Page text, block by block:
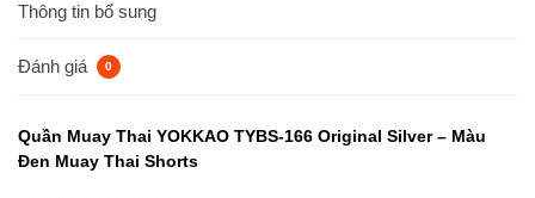
Thông tin bổ sung
Đánh giá 0
Quần Muay Thai YOKKAO TYBS-166 Original Silver – Màu
Đen Muay Thai Shorts